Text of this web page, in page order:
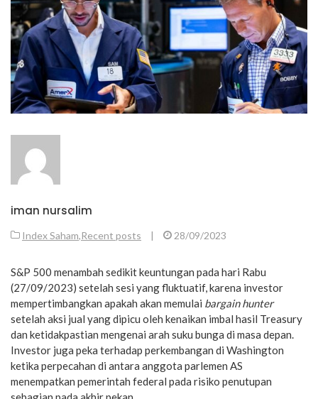
iman nursalim
Index Saham,Recent posts | 28/09/2023
S&P 500 menambah sedikit keuntungan pada hari Rabu
(27/09/2023) setelah sesi yang fluktuatif, karena investor
mempertimbangkan apakah akan memulai bargain hunter
setelah aksi jual yang dipicu oleh kenaikan imbal hasil Treasury
dan ketidakpastian mengenai arah suku bunga di masa depan.
Investor juga peka terhadap perkembangan di Washington
ketika perpecahan di antara anggota parlemen AS
menempatkan pemerintah federal pada risiko penutupan